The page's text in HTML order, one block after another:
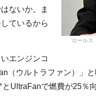
ロールス
ないか。ま
ているから
エンジンコ
（ウルトラファン）」
UltraFanで燃費が25％向